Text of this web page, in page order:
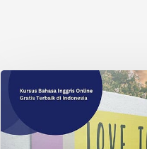
Kursus
Bahasa
Inggris
Online